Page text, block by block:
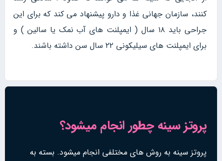
کنند، سازمان جهانی غذا و دارو پیشنهاد می کند که برای این
جراحی باید ۱۸ سال ( ایمپلنت های آب نمک یا سالین ) و
برای ایمپلنت های سیلیکونی ۲۲ سال سن داشته باشند.
پروتز سینه چطور انجام میشود؟
پروتز سینه به روش های مختلفی انجام میشود. بسته به